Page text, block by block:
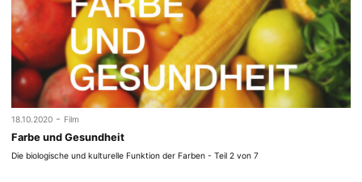
18.10.2020 - Film
Farbe und Gesundheit
Die biologische und kulturelle Funktion der Farben - Teil 2 von 7